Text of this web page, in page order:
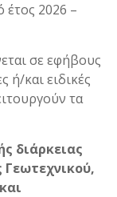
έτος 2026 –
σε εφήβους
ή/και ειδικές
τα
διάρκειας
Γεωτεχνικού,